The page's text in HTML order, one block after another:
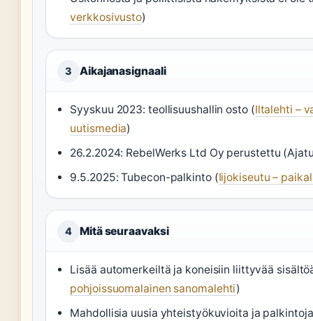
verkkosivusto)
3 Aikajanasignaali
Syyskuu 2023: teollisuushallin osto (Iltalehti –
uutismedia)
26.2.2024: RebelWerks Ltd Oy perustettu
9.5.2025: Tubecon-palkinto (Iijokiseutu –
4 Mitä seuraavaksi
Lisää automerkeiltä ja koneisiin liittyvää
pohjoissuomalainen sanomalehti)
Mahdollisia uusia yhteistyökuvioita ja